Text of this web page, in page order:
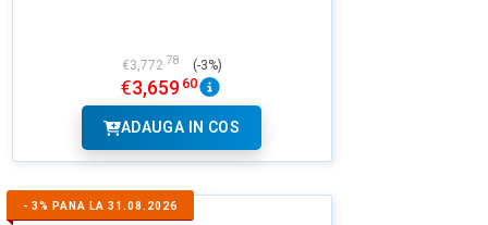
€3,772 78 (-3%)
€3,659 60
ADAUGA IN COS
- 3% PANA LA 31.08.2026